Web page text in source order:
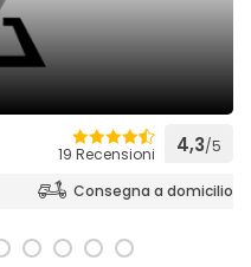
19 Recensioni 4,3/5
Consegna a domicilio